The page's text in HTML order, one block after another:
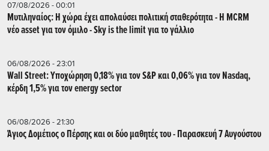
07/08/2026 - 00:01
Μυτιληναίος: Η χώρα έχει απολαύσει πολιτική σταθερότητα - Η MCRM
νέο asset για τον όμιλο - Sky is the limit για το γάλλιο
06/08/2026 - 23:01
Wall Street: Υποχώρηση 0,18% για τον S&P και 0,06% για τον Nasdaq,
κέρδη 1,5% για τον energy sector
06/08/2026 - 21:30
Άγιος Δομέτιος ο Πέρσης και οι δύο μαθητές του - Παρασκευή 7 Αυγούστου